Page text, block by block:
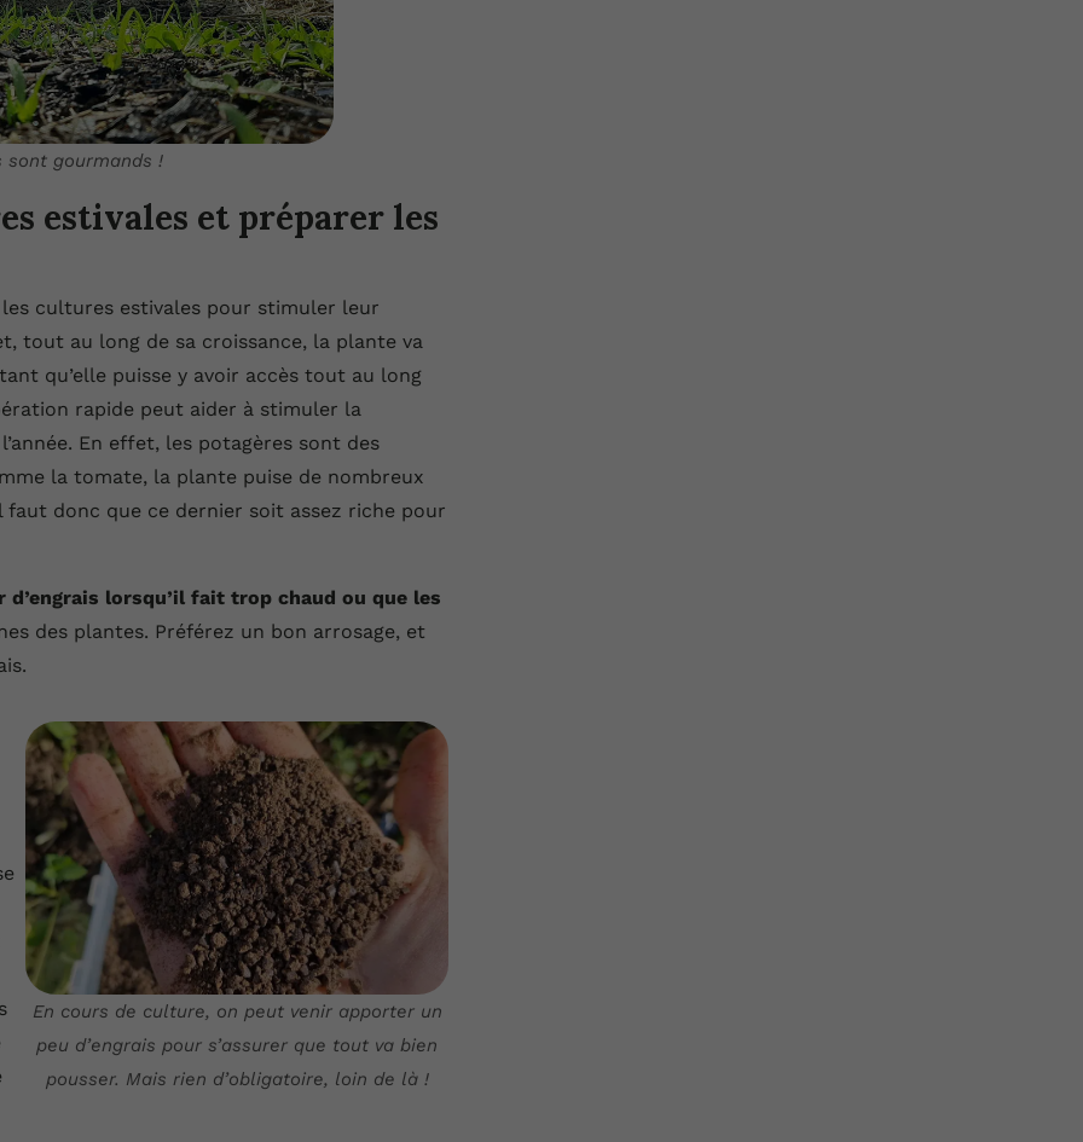
sont gourmands !
estivales et préparer les
cultures estivales pour stimuler leur
tout au long de sa croissance, la plante va
qu’elle puisse y avoir accès tout au long
rapide peut aider à stimuler la
En effet, les potagères sont des
la tomate, la plante puise de nombreux
donc que ce dernier soit assez riche pour
lorsqu’il fait trop chaud ou que les
des plantes. Préférez un bon arrosage, et
En cours de culture, on peut venir apporter un
peu d’engrais pour s’assurer que tout va bien
pousser. Mais rien d’obligatoire, loin de là !